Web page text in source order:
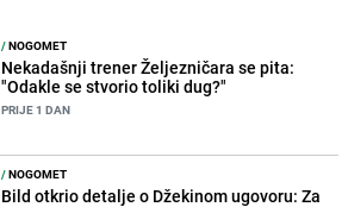
/NOGOMET
Nekadašnji trener Željezničara se pita:
"Odakle se stvorio toliki dug?"
PRIJE 1 DAN
/NOGOMET
Bild otkrio detalje o Džekinom ugovoru: Za